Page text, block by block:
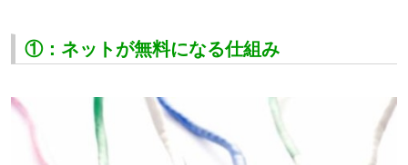
①：ネットが無料になる仕組み